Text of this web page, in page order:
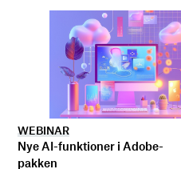
WEBINAR
Nye AI-funktioner i Adobe-
pakken